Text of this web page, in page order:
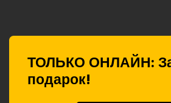
ТОЛЬКО ОНЛАЙН:
подарок!